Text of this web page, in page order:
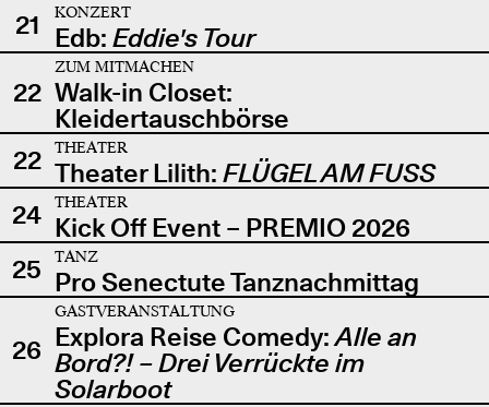
21
KONZERT
Edb: Eddie's Tour
22
ZUM MITMACHEN
Walk-in Closet:
Kleidertauschbörse
22
THEATER
Theater Lilith: FLÜGEL AM FUSS
24
THEATER
Kick Off Event – PREMIO 2026
25
TANZ
Pro Senectute Tanznachmittag
26
GASTVERANSTALTUNG
Explora Reise Comedy:Alle an
Bord?! – Drei Verrückte im
Solarboot